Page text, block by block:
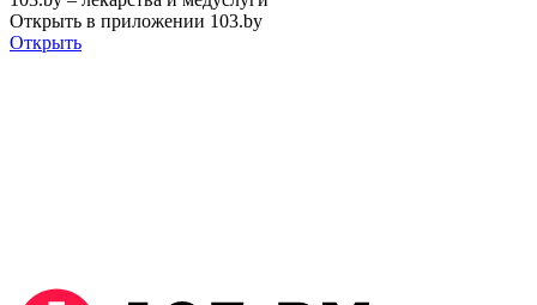
Открыть в приложении 103.by
Открыть